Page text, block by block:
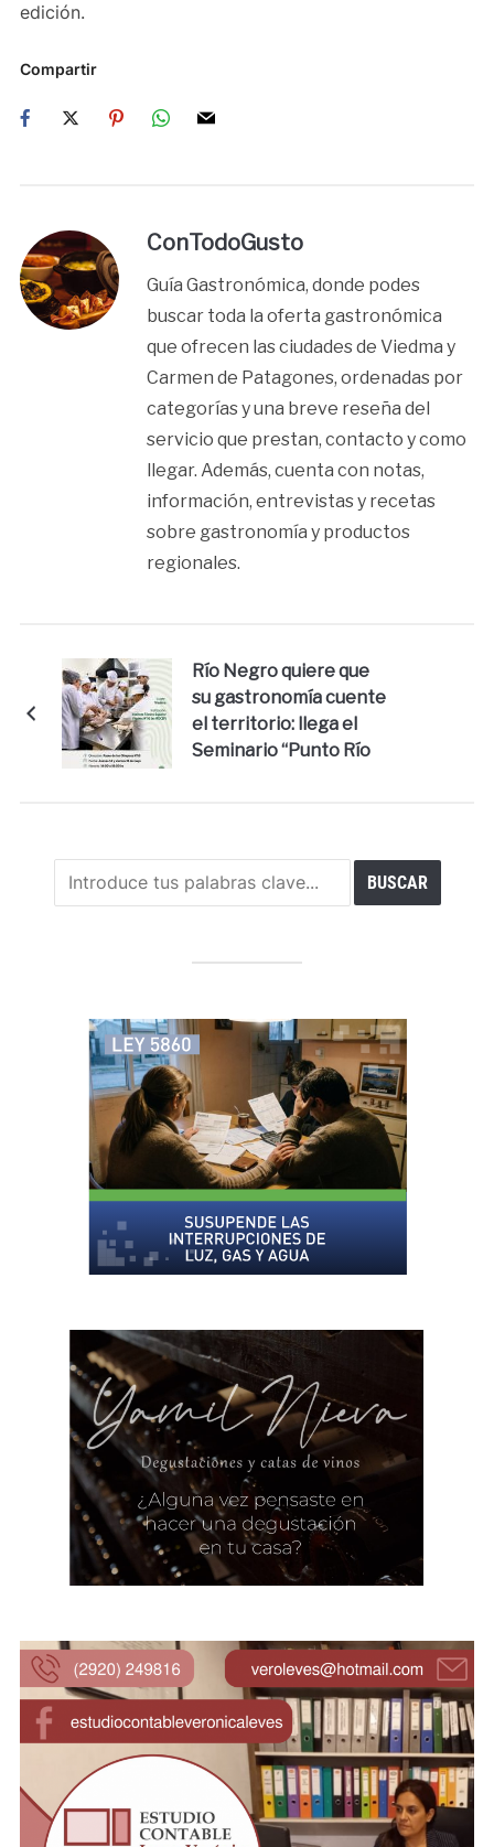
edición.
Compartir
ConTodoGusto
Guía Gastronómica, donde podes
buscar toda la oferta gastronómica
que ofrecen las ciudades de Viedma y
Carmen de Patagones, ordenadas por
categorías y una breve reseña del
servicio que prestan, contacto y como
llegar. Además, cuenta con notas,
información, entrevistas y recetas
sobre gastronomía y productos
regionales.
Río Negro quiere que
su gastronomía cuente
el territorio: llega el
Seminario “Punto Río